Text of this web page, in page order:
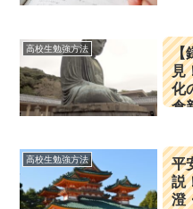
高校生勉強方法
【
見
化
倉
高校生勉強方法
平
説
澄